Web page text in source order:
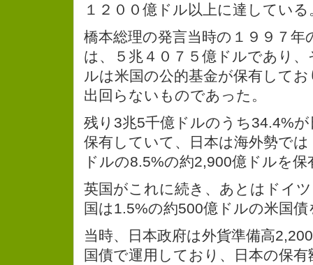
１２００億ドル以上に達している
橋本総理の発言当時の１９９７年
は、５兆４０７５億ドルであり
ルは米国の公的基金が保有して
出回らないものであった。
残り3兆5千億ドルのうち34.4%
保有していて、日本は海外勢で
ドルの8.5%の約2,900億ドルを
英国がこれに続き、あとはドイ
国は1.5%の約500億ドルの米国
当時、日本政府は外貨準備高
国債で運用しており、日本の保